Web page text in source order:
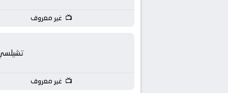
غير معروف
غير معروف